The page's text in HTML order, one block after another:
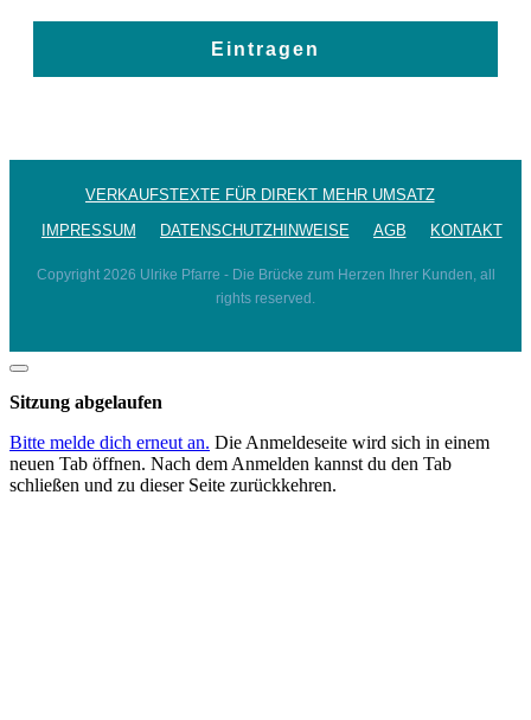
Eintragen
VERKAUFSTEXTE FÜR DIREKT MEHR UMSATZ
IMPRESSUM
DATENSCHUTZHINWEISE AGB KONTAKT
Copyright 2026 Ulrike Pfarre - Die Brücke zum Herzen Ihrer Kunden , all
rights reserved.
Dialog
schließen
Sitzung abgelaufen
Bitte melde dich erneut an. Die Anmeldeseite wird sich in einem
neuen Tab öffnen. Nach dem Anmelden kannst du den Tab
schließen und zu dieser Seite zurückkehren.